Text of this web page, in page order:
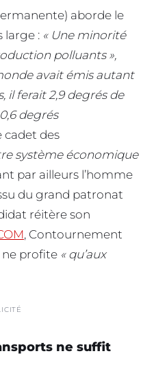
aborde le
large : « Une minorité
polluants »,
avait émis autant
il ferait 2,9 degrés de
degrés
cadet des
système économique
par ailleurs l’homme
du grand patronat
réitère son
, Contournement
ne profite « qu’aux
ne suffit